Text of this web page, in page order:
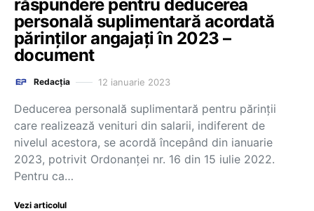
răspundere pentru deducerea
personală suplimentară acordată
părinților angajați în 2023 –
document
Redacția 12 ianuarie 2023
Deducerea personală suplimentară pentru părinții
care realizează venituri din salarii, indiferent de
nivelul acestora, se acordă începând din ianuarie
2023, potrivit Ordonanței nr. 16 din 15 iulie 2022.
Pentru ca…
Vezi articolul